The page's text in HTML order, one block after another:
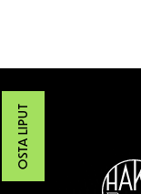
OSTA LIPUT